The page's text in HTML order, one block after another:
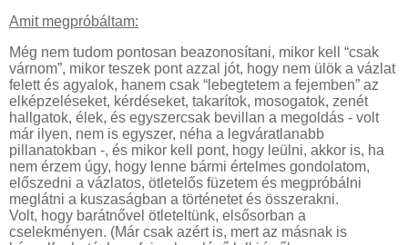
Amit megpróbáltam:
Még nem tudom pontosan beazonosítani, mikor kell “csak
várnom”, mikor teszek pont azzal jót, hogy nem ülök a vázlat
felett és agyalok, hanem csak “lebegtetem a fejemben” az
elképzeléseket, kérdéseket, takarítok, mosogatok, zenét
hallgatok, élek, és egyszercsak bevillan a megoldás - volt
már ilyen, nem is egyszer, néha a legváratlanabb
pillanatokban -, és mikor kell pont, hogy leülni, akkor is, ha
nem érzem úgy, hogy lenne bármi értelmes gondolatom,
előszedni a vázlatos, ötletelős füzetem és megpróbálni
meglátni a kuszaságban a történetet és összerakni.
Volt, hogy barátnővel ötleteltünk, elsősorban a
cselekményen. (Már csak azért is, mert az másnak is